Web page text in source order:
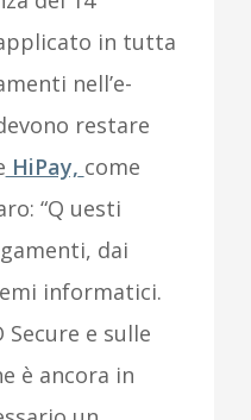
in tutta
nell’e-
restare
HiPay, come
“Q uesti
dai
informatici.
e sulle
è ancora in